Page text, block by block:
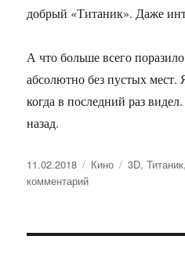
добрый «Титаник». Даже
А что больше всего
абсолютно без пустых
когда в последний раз
назад.
Опубликовано
11.02.2018 Рубрики
Кино Метки
3D,Титаник
комментарий
2018